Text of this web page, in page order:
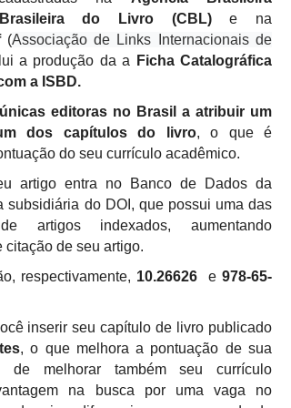
do Livro (CBL)e na
(Associação de Links Internacionais de
a produção da a
Ficha Catalográfica
a ISBD.
editoras no Brasil a atribuir um
dos capítulos do livro, o que é
do seu currículo acadêmico.
artigo entra no Banco de Dados da
subsidiária do DOI, que possui uma das
artigos indexados, aumentando
de seu artigo.
respectivamente, 10.26626 e 978-65-
inserir seu capítulo de livro publicado
, o que melhora a pontuação de sua
de melhorar também seu currículo
na busca por uma vaga no
XI Congresso Internacional
de Pesquisa
(Auto)Biográfica
segunda-feira, 21 de setembro
EVENTOS